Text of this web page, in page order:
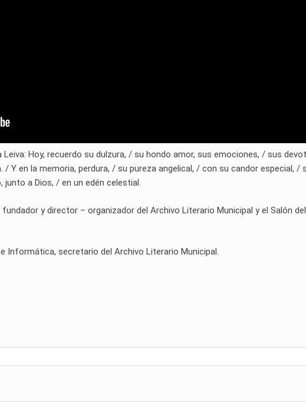
Hoy, recuerdo su dulzura, / su hondo amor, sus emociones, / sus
Y en la memoria, perdura, / su pureza angelical, / con su candor especial, /
a Dios, / en un edén celestial.
y director – organizador del Archivo Literario Municipal y el Salón del
Informática, secretario del Archivo Literario Municipal.